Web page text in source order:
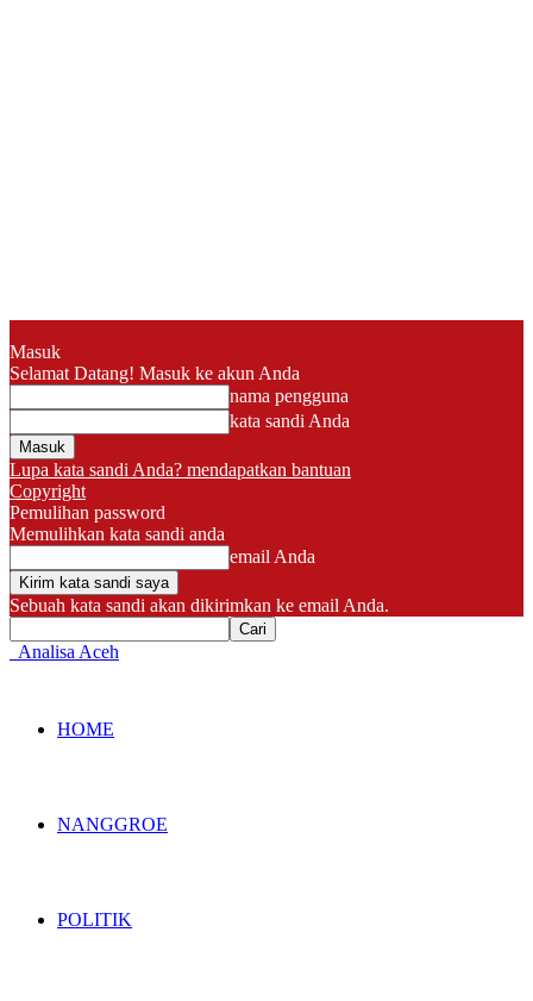
Masuk
Selamat Datang! Masuk ke akun Anda
nama pengguna
kata sandi Anda
Lupa kata sandi Anda? mendapatkan bantuan
Copyright
Pemulihan password
Memulihkan kata sandi anda
email Anda
Sebuah kata sandi akan dikirimkan ke email Anda.
Analisa Aceh
HOME
NANGGROE
POLITIK